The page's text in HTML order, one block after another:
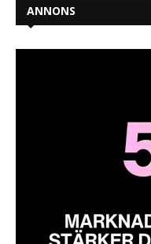
ANNONS